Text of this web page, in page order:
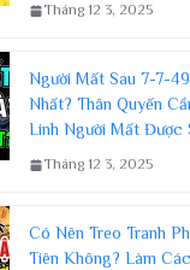
Tháng 12 3, 2025
Người Mất Sau 7-7-
Nhất? Thân Quyến
Linh Người Mất Được
Tháng 12 3, 2025
Có Nên Treo Tranh
Tiên Không? Làm